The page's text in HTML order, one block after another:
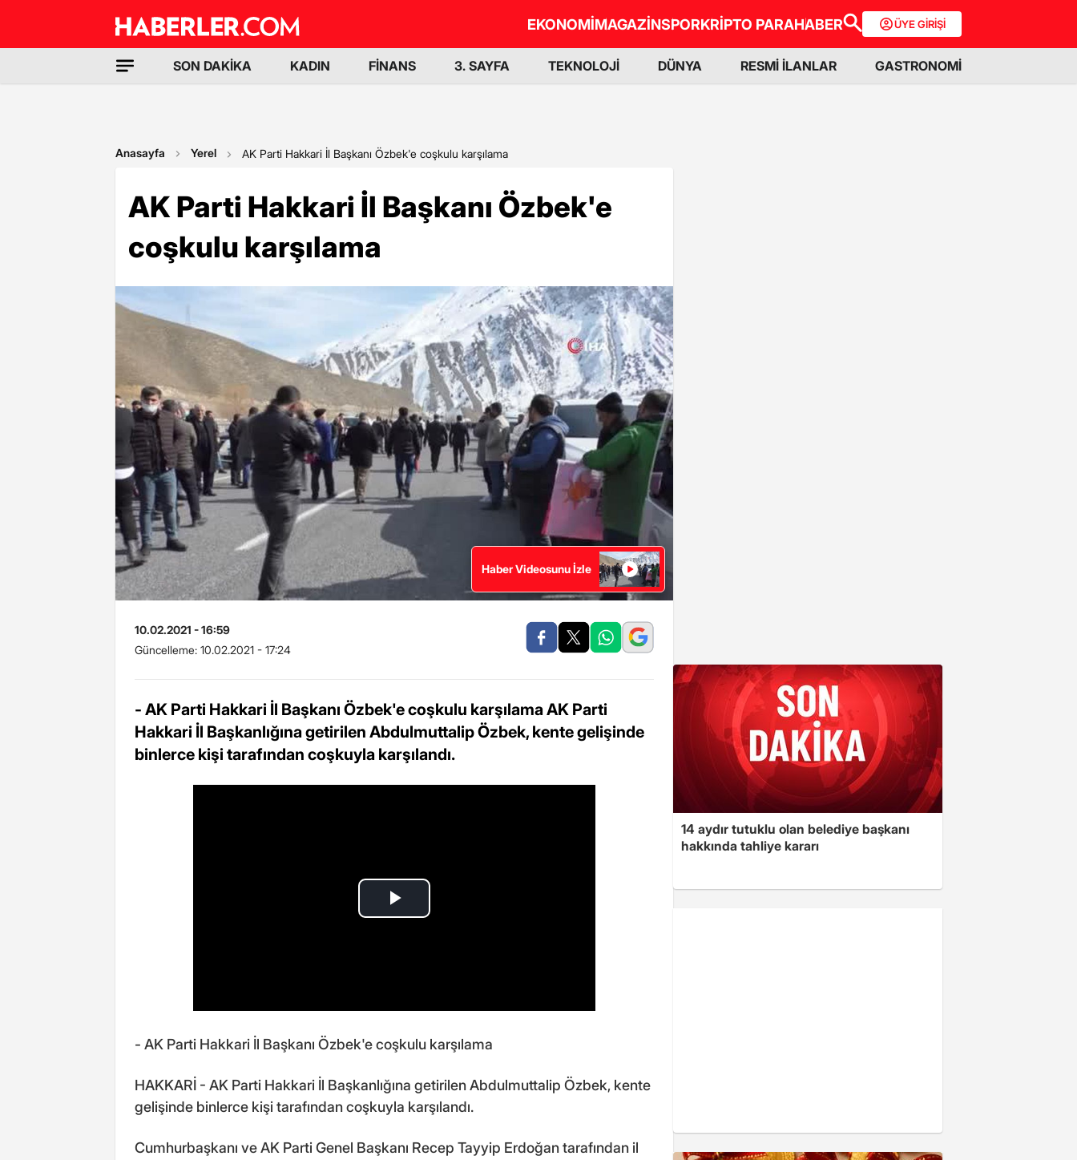
EKONOMİMAGAZİNSPORKRİPTO PARAHABER ÜYE GİRİŞİ
SON DAKİKA KADIN FİNANS 3. SAYFA TEKNOLOJİ DÜNYA RESMİ İLANLAR GASTRONOMİ
Anasayfa Yerel AK Parti Hakkari İl Başkanı Özbek'e coşkulu karşılama
AK Parti Hakkari İl Başkanı Özbek'e
coşkulu karşılama
Haber Videosunu İzle
10.02.2021 - 16:59
Güncelleme: 10.02.2021 - 17:24
- AK Parti Hakkari İl Başkanı Özbek'e coşkulu karşılama AK Parti
Hakkari İl Başkanlığına getirilen Abdulmuttalip Özbek, kente gelişinde
binlerce kişi tarafından coşkuyla karşılandı.
- AK Parti Hakkari İl Başkanı Özbek'e coşkulu karşılama
HAKKARİ - AK Parti Hakkari İl Başkanlığına getirilen Abdulmuttalip Özbek, kente
gelişinde binlerce kişi tarafından coşkuyla karşılandı.
Cumhurbaşkanı ve AK Parti Genel Başkanı Recep Tayyip Erdoğan tarafından il
14 aydır tutuklu olan belediye başkanı
hakkında tahliye kararı